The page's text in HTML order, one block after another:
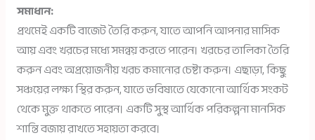
সমাধান:
প্রথমেই একটি বাজেট তৈরি করুন, যাতে আপনি আপনার মাসিক
আয় এবং খরচের মধ্যে সমন্বয় করতে পারেন। খরচের তালিকা তৈরি
করুন এবং অপ্রয়োজনীয় খরচ কমানোর চেষ্টা করুন। এছাড়া, কিছু
সঞ্চয়ের লক্ষ্য স্থির করুন, যাতে ভবিষ্যতে যেকোনো আর্থিক সংকট
থেকে মুক্ত থাকতে পারেন। একটি সুস্থ আর্থিক পরিকল্পনা মানসিক
শান্তি বজায় রাখতে সহায়তা করবে।